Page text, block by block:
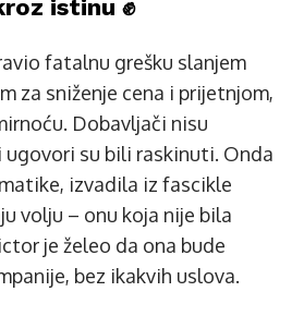
istinu ✊
fatalnu grešku slanjem
za sniženje cena i prijetnjom,
Dobavljači nisu
ugovori su bili raskinuti. Onda
izvadila iz fascikle
volju – onu koja nije bila
je želeo da ona bude
bez ikakvih uslova.